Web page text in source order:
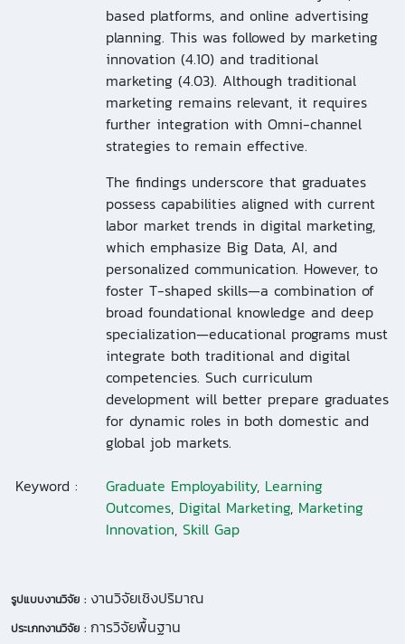
based platforms, and online advertising
planning. This was followed by marketing
innovation (4.10) and traditional
marketing (4.03). Although traditional
marketing remains relevant, it requires
further integration with Omni-channel
strategies to remain effective.
The findings underscore that graduates
possess capabilities aligned with current
labor market trends in digital marketing,
which emphasize Big Data, AI, and
personalized communication. However, to
foster T-shaped skills—a combination of
broad foundational knowledge and deep
specialization—educational programs must
integrate both traditional and digital
competencies. Such curriculum
development will better prepare graduates
for dynamic roles in both domestic and
global job markets.
Keyword :
Graduate Employability, Learning
Outcomes, Digital Marketing, Marketing
Innovation, Skill Gap
รูปแบบงานวิจัย : งานวิจัยเชิงปริมาณ
ประเภทงานวิจัย : การวิจัยพื้นฐาน